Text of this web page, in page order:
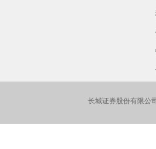
长城证券股份有限